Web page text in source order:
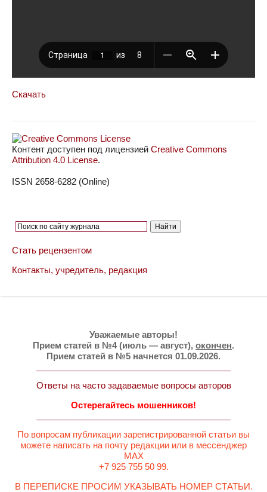
Скачать
Контент доступен под лицензией Creative Commons
Attribution 4.0 License.
ISSN 2658-6282 (Online)
Стать рецензентом
Контакты, учредитель, редакция
Уважаемые авторы!
Прием статей в №4 (июль — август), окончен.
Прием статей в №5 начнется 01.09.2026.
Ответы на часто задаваемые вопросы авторов
Остерегайтесь мошенников!
По вопросам публикации зарегистрированной статьи вы
можете написать на почту редакции или в мессенджер
MAX
+7 925 755 50 99.
В ПЕРЕПИСКЕ ПРОСИМ УКАЗЫВАТЬ НОМЕР СТАТЬИ.